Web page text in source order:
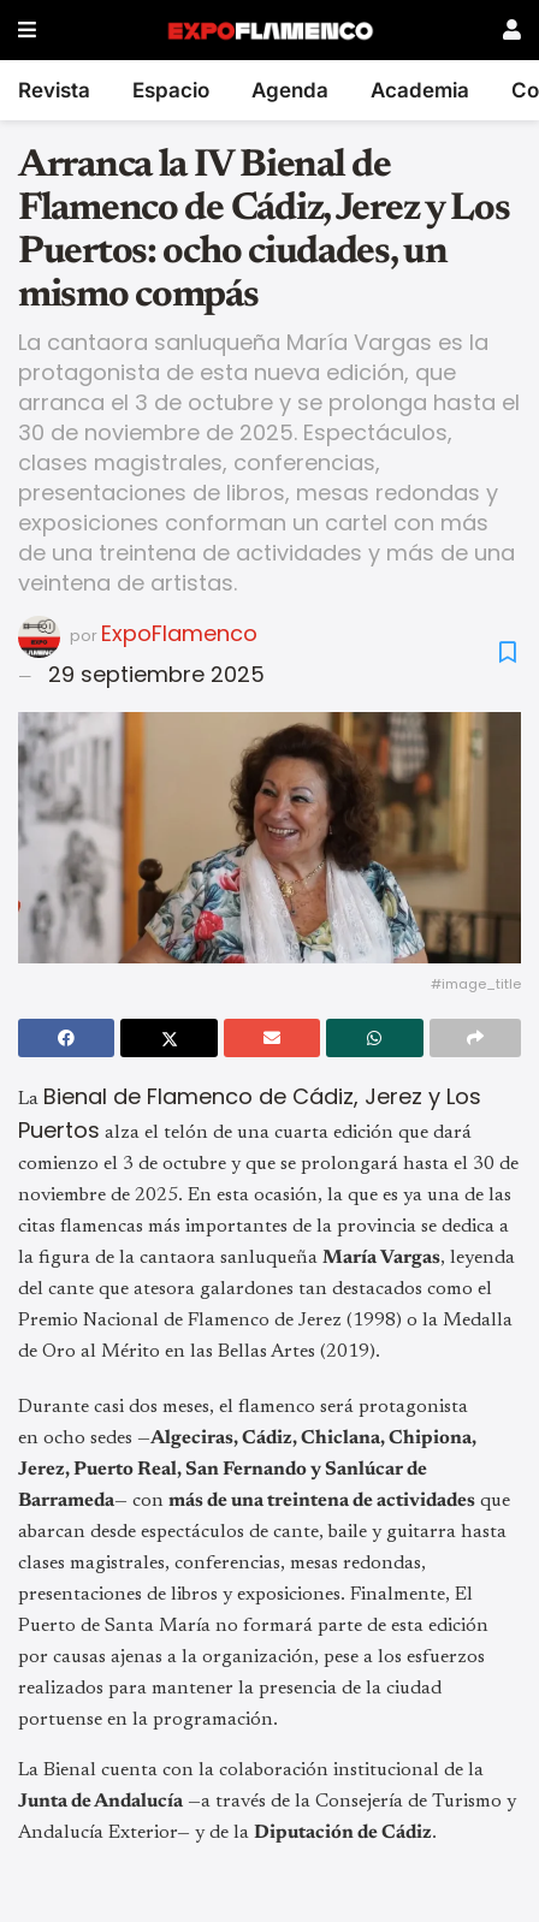
Revista Espacio Agenda Academia
Arranca la IV Bienal de
Flamenco de Cádiz, Jerez y Los
Puertos: ocho ciudades, un
mismo compás
La cantaora sanluqueña María Vargas es la
protagonista de esta nueva edición, que
arranca el 3 de octubre y se prolonga hasta el
30 de noviembre de 2025. Espectáculos,
clases magistrales, conferencias,
presentaciones de libros, mesas redondas y
exposiciones conforman un cartel con más
de una treintena de actividades y más de una
veintena de artistas.
por ExpoFlamenco
29 septiembre 2025
#image_title
La Bienal de Flamenco de Cádiz, Jerez y Los
Puertos alza el telón de una cuarta edición que dará
comienzo el 3 de octubre y que se prolongará hasta el 30 de
noviembre de 2025. En esta ocasión, la que es ya una de las
citas flamencas más importantes de la provincia se dedica a
la figura de la cantaora sanluqueña María Vargas, leyenda
del cante que atesora galardones tan destacados como el
Premio Nacional de Flamenco de Jerez (1998) o la Medalla
de Oro al Mérito en las Bellas Artes (2019).
Durante casi dos meses, el flamenco será protagonista
en ocho sedes —Algeciras, Cádiz, Chiclana, Chipiona,
Jerez, Puerto Real, San Fernando y Sanlúcar de
Barrameda— con más de una treintena de actividades que
abarcan desde espectáculos de cante, baile y guitarra hasta
clases magistrales, conferencias, mesas redondas,
presentaciones de libros y exposiciones. Finalmente, El
Puerto de Santa María no formará parte de esta edición
por causas ajenas a la organización, pese a los esfuerzos
realizados para mantener la presencia de la ciudad
portuense en la programación.
La Bienal cuenta con la colaboración institucional de la
Junta de Andalucía —a través de la Consejería de Turismo y
Andalucía Exterior— y de la Diputación de Cádiz.